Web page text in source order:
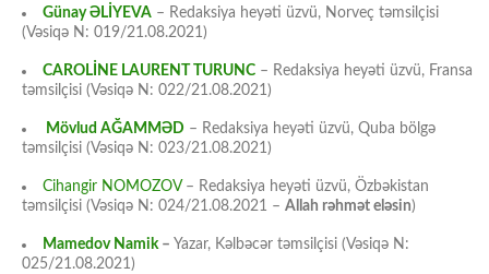
Günay ƏLİYEVA – Redaksiya heyəti üzvü, Norveç təmsilçisi
(Vəsiqə N: 019/21.08.2021)
CAROLİNE LAURENT TURUNC – Redaksiya heyəti üzvü, Fransa
təmsilçisi (Vəsiqə N: 022/21.08.2021)
Mövlud AĞAMMƏD – Redaksiya heyəti üzvü, Quba bölgə
təmsilçisi (Vəsiqə N: 023/21.08.2021)
Cihangir NOMOZOV– Redaksiya heyəti üzvü, Özbəkistan
təmsilçisi (Vəsiqə N: 024/21.08.2021 – Allah rəhmət eləsin)
Mamedov Namik– Yazar, Kəlbəcər təmsilçisi (Vəsiqə N:
025/21.08.2021)